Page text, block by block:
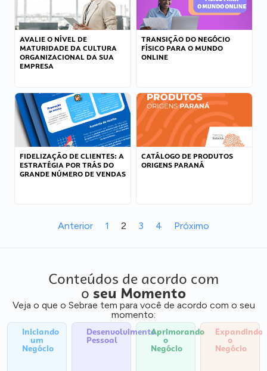
AVALIE O NÍVEL DE
MATURIDADE DA CULTURA
ORGANIZACIONAL DA SUA
EMPRESA
TRANSIÇÃO DO NEGÓCIO
FÍSICO PARA O MUNDO
ONLINE
FIDELIZAÇÃO DE CLIENTES: A
ESTRATÉGIA POR TRÁS DO
GRANDE NÚMERO DE VENDAS
CATÁLOGO DE PRODUTOS
ORIGENS PARANÁ
Anterior 1 2 3 4 Próximo
Conteúdos de acordo com
o seu Momento
Veja o que o Sebrae tem para você de acordo com o seu
momento:
Iniciando
um
Negócio
Desenvolvimento
Pessoal
Aprimorando
o
Negócio
Expandindo
o
Negócio